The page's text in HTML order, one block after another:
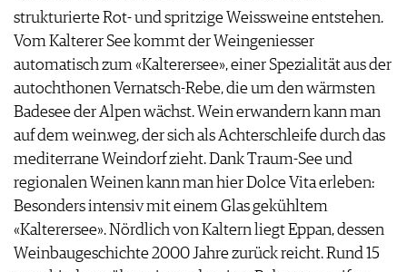
strukturierte Rot- und spritzige Weissweine entstehen.
Vom Kalterer See kommt der Weingeniesser
automatisch zum «Kalterersee», einer Spezialität aus der
autochthonen Vernatsch-Rebe, die um den wärmsten
Badesee der Alpen wächst. Wein erwandern kann man
auf dem wein.weg, der sich als Achterschleife durch das
mediterrane Weindorf zieht. Dank Traum-See und
regionalen Weinen kann man hier Dolce Vita erleben:
Besonders intensiv mit einem Glas gekühltem
«Kalterersee». Nördlich von Kaltern liegt Eppan, dessen
Weinbaugeschichte 2000 Jahre zurück reicht. Rund 15